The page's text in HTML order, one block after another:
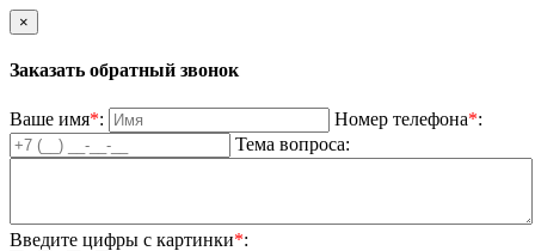
×
Заказать обратный звонок
Ваше имя*: Номер телефона*:
Тема вопроса:
Введите цифры с картинки*: